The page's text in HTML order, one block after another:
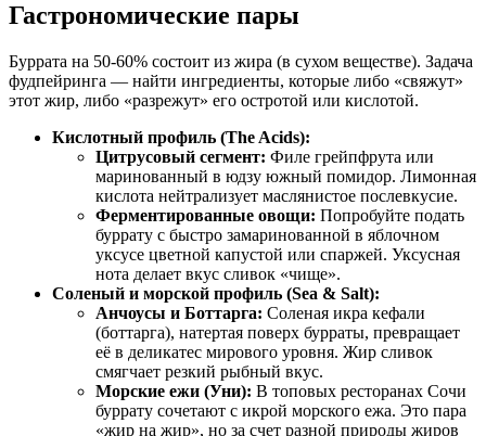
Гастрономические пары
Буррата на 50-60% состоит из жира (в сухом веществе). Задача
фудпейринга — найти ингредиенты, которые либо «свяжут»
этот жир, либо «разрежут» его остротой или кислотой.
Кислотный профиль (The Acids):
Цитрусовый сегмент: Филе грейпфрута или
маринованный в юдзу южный помидор. Лимонная
кислота нейтрализует маслянистое послевкусие.
Ферментированные овощи: Попробуйте подать
буррату с быстро замаринованной в яблочном
уксусе цветной капустой или спаржей. Уксусная
нота делает вкус сливок «чище».
Соленый и морской профиль (Sea & Salt):
Анчоусы и Боттарга: Соленая икра кефали
(боттарга), натертая поверх бурраты, превращает
её в деликатес мирового уровня. Жир сливок
смягчает резкий рыбный вкус.
Морские ежи (Уни): В топовых ресторанах Сочи
буррату сочетают с икрой морского ежа. Это пара
«жир на жир», но за счет разной природы жиров